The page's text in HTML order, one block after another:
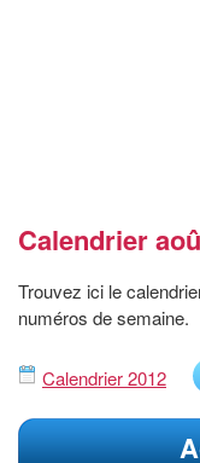
Calendrier
Trouvez ici le
numéros de semaine.
Calendrier 2012